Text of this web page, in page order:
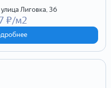
Лиговка, 36
₽/м2